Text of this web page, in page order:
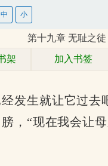
中 小
第十九章 无耻之徒
架 加入书签
发生就让它过去
，“现在我会让